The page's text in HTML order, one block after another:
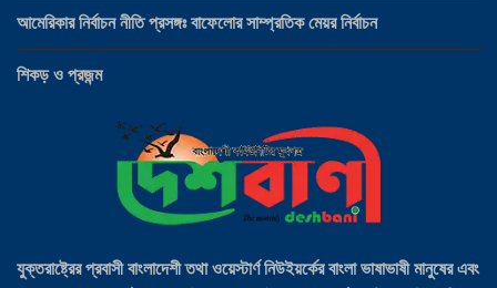
যুক্তরাষ্ট্রের প্রবাসী বাংলাদেশী তথা ওয়েস্টার্ণ নিউইয়র্কের বাংলা ভাষাভাষী মানুষের এবং
আমেরিকার নির্বাচন নীতি প্রসঙ্গঃ বাফেলোর সাম্প্রতিক মেয়র নির্বাচন
শিকড় ও প্রজন্ম